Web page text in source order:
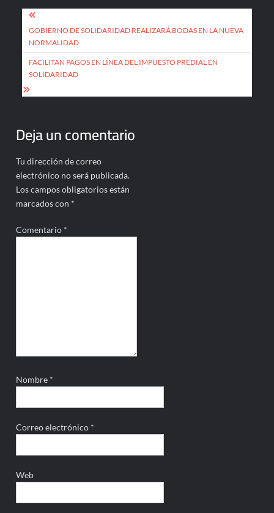
Navegación
de
entradas
GOBIERNO DE SOLIDARIDAD REALIZARÁ BODAS EN LA NUEVA
NORMALIDAD
FACILITAN PAGOS EN LÍNEA DEL IMPUESTO PREDIAL EN
SOLIDARIDAD
Deja un comentario
Tu dirección de correo
electrónico no será publicada.
Los campos obligatorios están
marcados con *
Comentario *
Nombre *
Correo electrónico *
Web